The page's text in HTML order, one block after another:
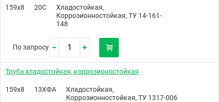
159х8 20C
Хладостойкая,
Коррозионностойкая, ТУ 14-161-
148
По запросу
Труба хладостойкая, коррозионостойкая
159х8 13ХФА
Хладостойкая,
Коррозионностойкая, ТУ 1317-006